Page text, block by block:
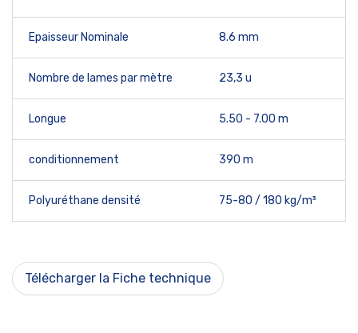
Epaisseur Nominale 8.6 mm
Nombre de lames par mètre 23,3 u
Longue 5.50 - 7.00 m
conditionnement 390 m
Polyuréthane densité 75-80 / 180 kg/m³
Télécharger la Fiche technique